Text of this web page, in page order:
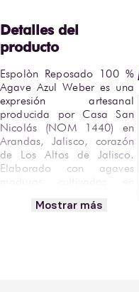
Espolòn Reposado 100 %
Agave Azul Weber es una
expresión artesanal
producida por Casa San
Nicolás (NOM 1440) en
Arandas, Jalisco, corazón
de Los Altos de Jalisco.
Elaborado con agaves
este tequila refleja el
Mostrar más